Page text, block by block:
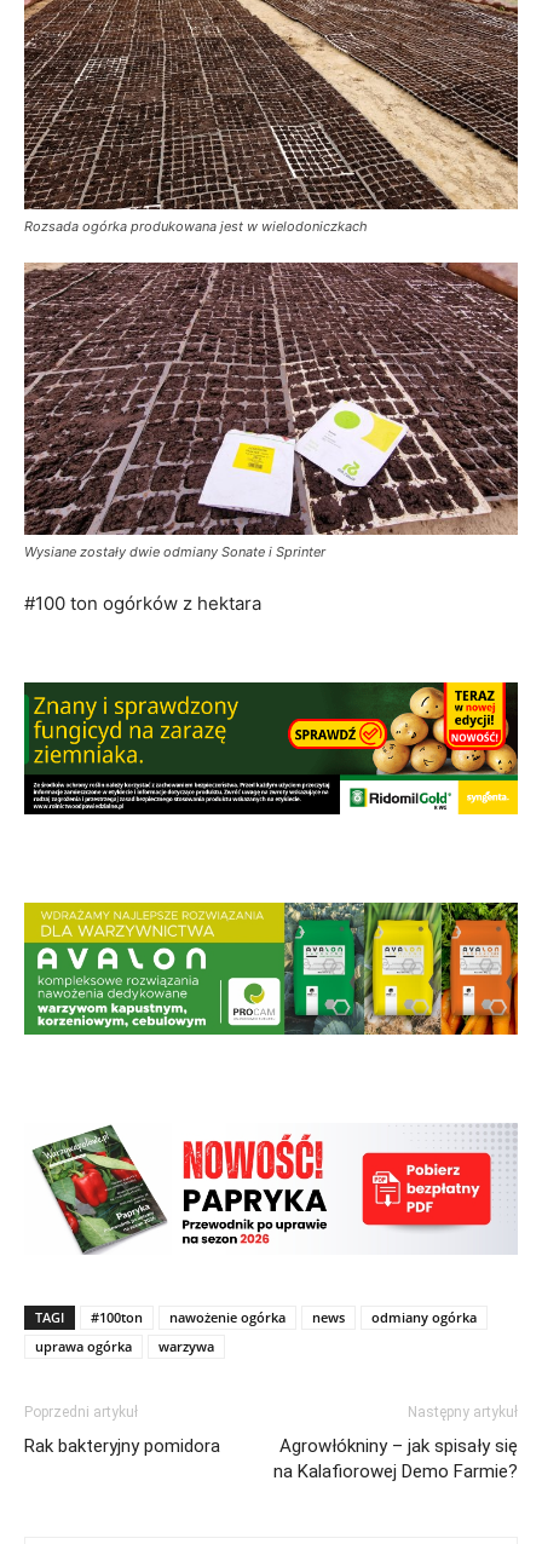
Rozsada ogórka produkowana jest w wielodoniczkach
Wysiane zostały dwie odmiany Sonate i Sprinter
#100 ton ogórków z hektara
TAGI #100ton nawożenie ogórka news
odmiany ogórka
uprawa ogórka
warzywa
Poprzedni artykuł
Rak bakteryjny pomidora
Następny artykuł
Agrowłókniny – jak spisały się
na Kalafiorowej Demo Farmie?